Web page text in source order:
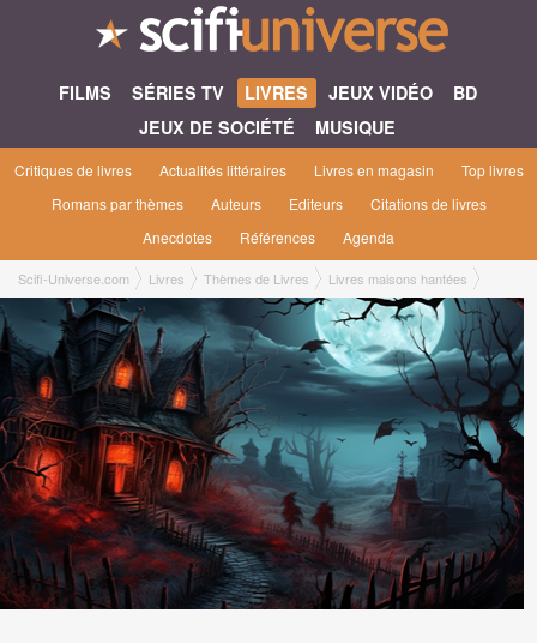
FILMS SÉRIES TV LIVRES JEUX VIDÉO
BD
JEUX DE SOCIÉTÉ
MUSIQUE
Critiques de livres Actualités littéraires Livres en magasin
Top livres
Romans par thèmes
Auteurs Editeurs
Citations de livres
Anecdotes
Références Agenda
Scifi-Universe.com Livres Thèmes de Livres Livres maisons hantées